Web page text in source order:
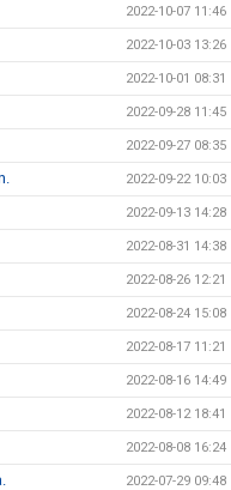
2022-10-07 11:46
2022-10-03 13:26
2022-10-01 08:31
2022-09-28 11:45
2022-09-27 08:35
2022-09-22 10:03
2022-09-13 14:28
2022-08-31 14:38
2022-08-26 12:21
2022-08-24 15:08
2022-08-17 11:21
2022-08-16 14:49
2022-08-12 18:41
2022-08-08 16:24
2022-07-29 09:48